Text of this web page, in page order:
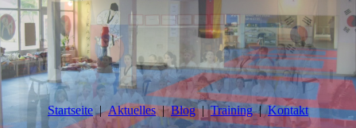
Startseite Aktuelles Blog Training Kontakt